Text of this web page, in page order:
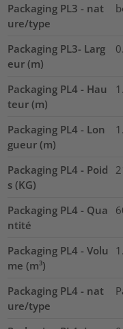
Packaging PL3 - nat
ure/type
Packaging PL3- Larg
eur (m)
Packaging PL4 - Hau
teur (m)
Packaging PL4 - Lon
gueur (m)
Packaging PL4 - Poid
s (KG)
Packaging PL4 - Qua
ntité
Packaging PL4 - Volu
me (m³)
Packaging PL4 - nat
ure/type